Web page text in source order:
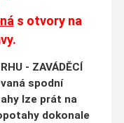
s otvory na
- ZAVÁDĚCÍ
spodní
lze prát na
dokonale